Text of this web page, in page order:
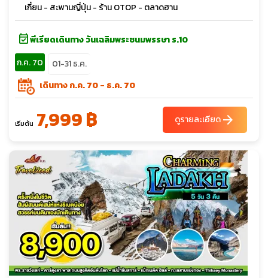
เกี๋ยน - สะพานญี่ปุ่น - ร้าน OTOP - ตลาดฮาน
event_availableพีเรียดเดินทาง วันเฉลิมพระชนมพรรษา ร.10
ก.ค. 70
01-31 ธ.ค.
เดินทาง ก.ค. 70 - ธ.ค. 70
เริ่มต้น 7,999 ฿ ดูรายละเอียดarrow_forward